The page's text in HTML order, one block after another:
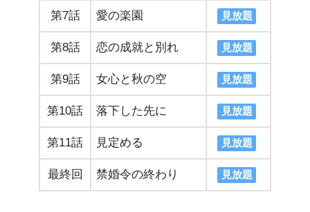
第7話 愛の楽園 見放題
第8話 恋の成就と別れ 見放題
第9話 女心と秋の空 見放題
第10話 落下した先に 見放題
第11話 見定める 見放題
最終回 禁婚令の終わり 見放題